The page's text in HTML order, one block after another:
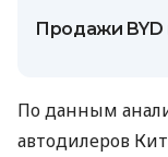
Продажи BYD
По данным
автодилеров